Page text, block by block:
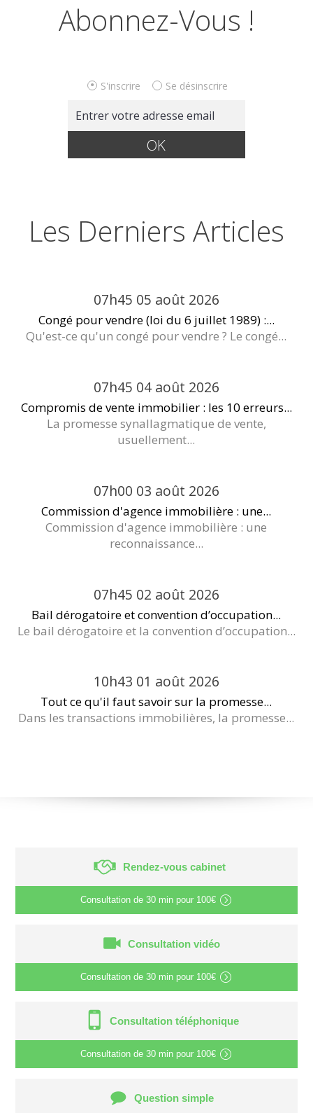
Abonnez-Vous !
S'inscrire Se désinscrire
Les Derniers Articles
07h45 05 août 2026
Congé pour vendre (loi du 6 juillet 1989) :...
Qu'est-ce qu'un congé pour vendre ? Le congé...
07h45 04 août 2026
Compromis de vente immobilier : les 10 erreurs...
La promesse synallagmatique de vente,
usuellement...
07h00 03 août 2026
Commission d'agence immobilière : une...
Commission d'agence immobilière : une
reconnaissance...
07h45 02 août 2026
Bail dérogatoire et convention d’occupation...
Le bail dérogatoire et la convention d’occupation...
10h43 01 août 2026
Tout ce qu'il faut savoir sur la promesse...
Dans les transactions immobilières, la promesse...
Rendez-vous cabinet
Consultation de 30 min pour 100€
Consultation vidéo
Consultation de 30 min pour 100€
Consultation téléphonique
Consultation de 30 min pour 100€
Question simple